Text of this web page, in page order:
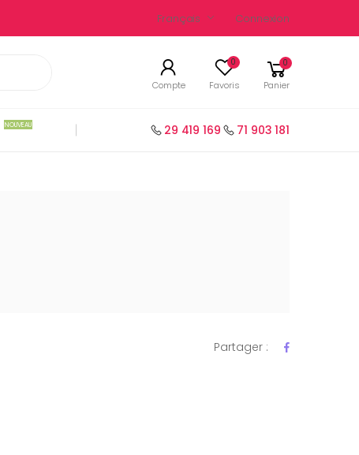
Français Connexion
Compte
0
Favoris
0
Panier
NOUVEAU 29 419 169 71 903 181
Partager :